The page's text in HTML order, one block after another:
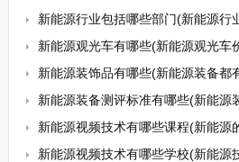
新能源行业包括哪些部门(新能源行
新能源观光车有哪些(新能源观光车
新能源装饰品有哪些(新能源装备都
新能源装备测评标准有哪些(新能源
新能源视频技术有哪些课程(新能源
新能源视频技术有哪些学校(新能源技